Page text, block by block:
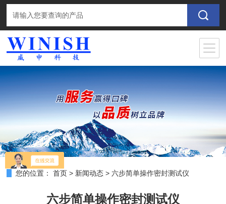
您的位置： 首页 > 新闻动态 >六步简单操作密封测试仪
六步简单操作密封测试仪